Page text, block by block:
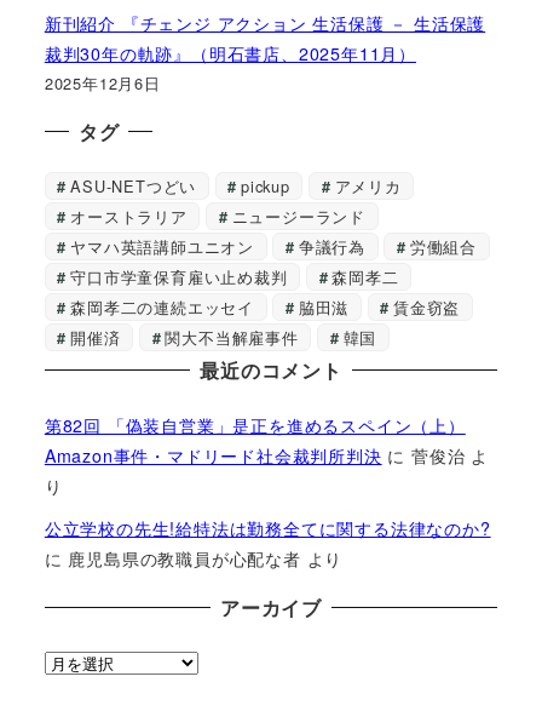
新刊紹介 『チェンジ アクション 生活保護 － 生活保護
裁判30年の軌跡』（明石書店、2025年11月）
2025年12月6日
タグ
ASU-NETつどい pickup
アメリカ
オーストラリア
ニュージーランド
ヤマハ英語講師ユニオン
争議行為
労働組合
守口市学童保育雇い止め裁判
森岡孝二
森岡孝二の連続エッセイ
脇田滋
賃金窃盗
開催済
関大不当解雇事件 韓国
最近のコメント
第82回 「偽装自営業」是正を進めるスペイン（上）
Amazon事件・マドリード社会裁判所判決 に菅俊治 よ
り
公立学校の先生!給特法は勤務全てに関する法律なのか?
に 鹿児島県の教職員が心配な者 より
アーカイブ
ア